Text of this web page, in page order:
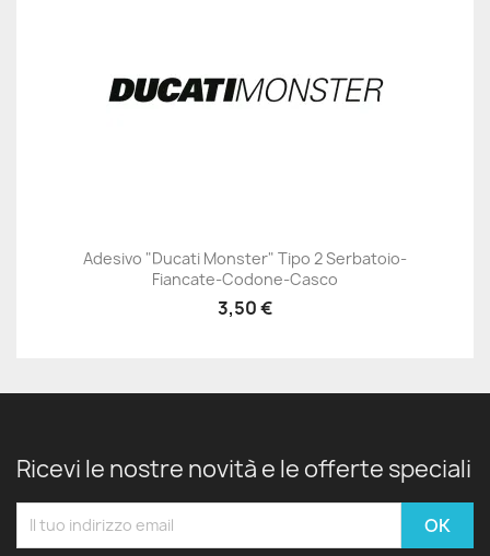
Adesivo "Ducati Monster" Tipo 2 Serbatoio-
Fiancate-Codone-Casco
3,50 €
Ricevi le nostre novità e le offerte speciali